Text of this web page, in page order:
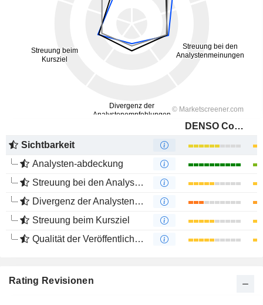
DENSO Corporation
Sichtbarkeit
Analysten-abdeckung
Streuung bei den Analystenmeinungen
Divergenz der Analystenempfehlungen
Streuung beim Kursziel
Qualität der Veröffentlichungen
Rating Revisionen